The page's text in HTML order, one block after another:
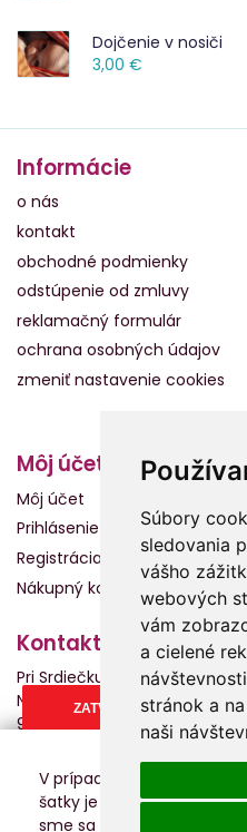
Súbory
sledovania
vášho
webových
vám
a cielené
stránok a
naši
V prípade záujmu o kúpu
šatky je potrebné sa
sme sa Vám vedeli čo
ZATVORIŤ
Dojčenie v nosiči
3,00 €
Informácie
o nás
kontakt
obchodné podmienky
odstúpenie od zmluvy
reklamačný formulár
ochrana osobných údajov
zmeniť nastavenie cookies
Môj účet
Môj účet
Prihlásenie
Registrácia
Nákupný košík
Kontakt
Pri Srdiečku s.r.o.
Námestie Slobody 2013
960 01 Zvolen
info@prisrdiecku.sk
FACEBOOK